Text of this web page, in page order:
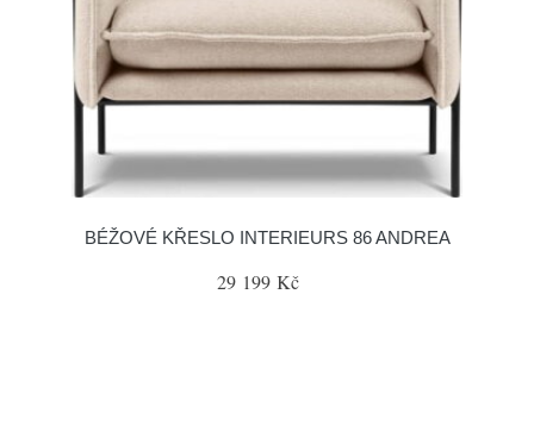
BÉŽOVÉ KŘESLO INTERIEURS 86 ANDREA
29 199 Kč